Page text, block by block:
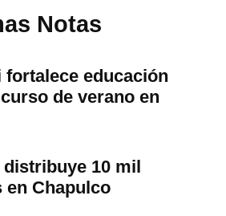
Notas
fortalece educación
de verano en
10 mil
en Chapulco